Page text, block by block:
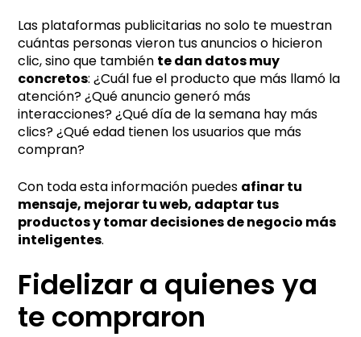
Las plataformas publicitarias no solo te muestran
cuántas personas vieron tus anuncios o hicieron
clic, sino que también te dan datos muy
concretos: ¿Cuál fue el producto que más llamó la
atención? ¿Qué anuncio generó más
interacciones? ¿Qué día de la semana hay más
clics? ¿Qué edad tienen los usuarios que más
compran?
Con toda esta información puedes afinar tu
mensaje, mejorar tu web, adaptar tus
productos y tomar decisiones de negocio más
inteligentes.
Fidelizar a quienes ya
te compraron